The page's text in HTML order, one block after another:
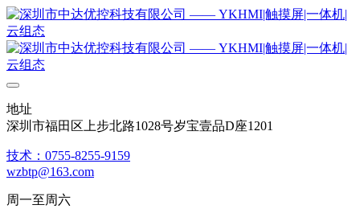
地址
深圳市福田区上步北路1028号岁宝壹品D座1201
技术：0755-8255-9159
wzbtp@163.com
周一至周六